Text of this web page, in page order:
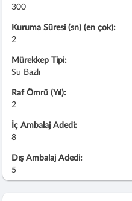
300
Kuruma Süresi (sn) (en çok):
2
Mürekkep Tipi:
Su Bazlı
Raf Ömrü (Yıl):
2
İç Ambalaj Adedi:
8
Dış Ambalaj Adedi:
5